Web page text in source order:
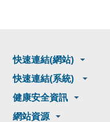
快速連結(網站)
快速連結(系統)
健康安全資訊
網站資源